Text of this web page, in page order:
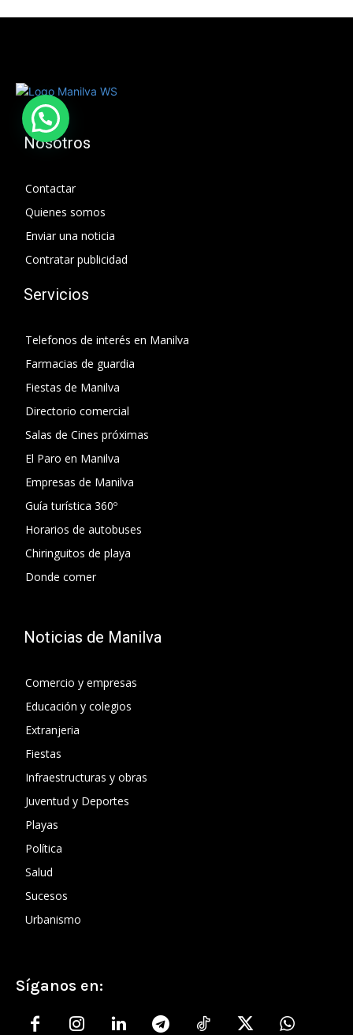
Nosotros
Contactar
Quienes somos
Enviar una noticia
Contratar publicidad
Servicios
Telefonos de interés en Manilva
Farmacias de guardia
Fiestas de Manilva
Directorio comercial
Salas de Cines próximas
El Paro en Manilva
Empresas de Manilva
Guía turística 360º
Horarios de autobuses
Chiringuitos de playa
Donde comer
Noticias de Manilva
Comercio y empresas
Educación y colegios
Extranjeria
Fiestas
Infraestructuras y obras
Juventud y Deportes
Playas
Política
Salud
Sucesos
Urbanismo
Síganos en: